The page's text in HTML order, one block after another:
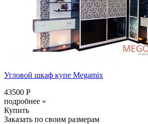
Угловой шкаф купе Megamix
43500 Р
подробнее »
Купить
Заказать по своим размерам